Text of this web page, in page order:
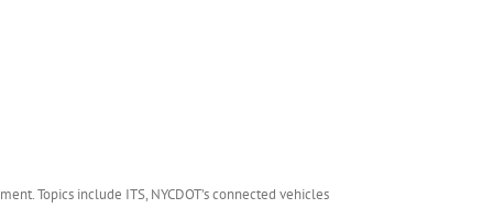
Topics include ITS, NYCDOT’s connected vehicles